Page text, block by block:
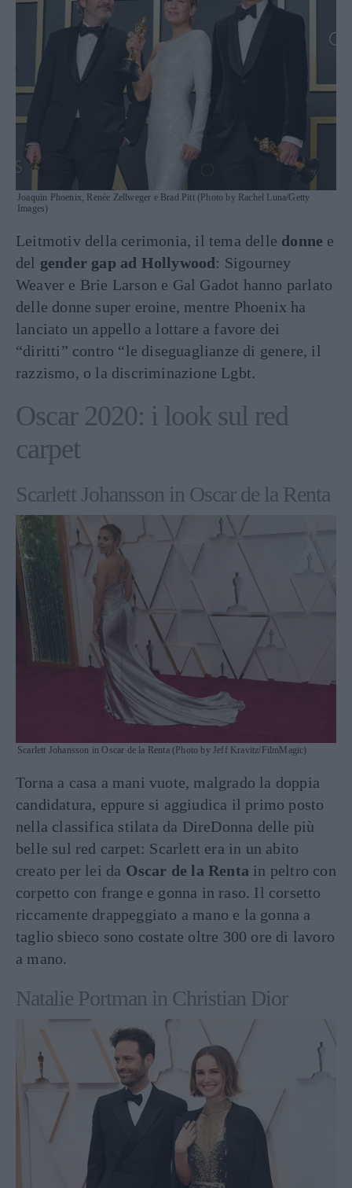
Joaquin Phoenix, Renée Zellweger e Brad Pitt (Photo by Rachel Luna/Getty
Images)
Leitmotiv della cerimonia, il tema delle donne e
del gender gap ad Hollywood: Sigourney
Weaver e Brie Larson e Gal Gadot hanno parlato
delle donne super eroine, mentre Phoenix ha
lanciato un appello a lottare a favore dei
“diritti” contro “le diseguaglianze di genere, il
razzismo, o la discriminazione Lgbt.
Oscar 2020: i look sul red
carpet
Scarlett Johansson in Oscar de la Renta
Scarlett Johansson in Oscar de la Renta (Photo by Jeff Kravitz/FilmMagic)
Torna a casa a mani vuote, malgrado la doppia
candidatura, eppure si aggiudica il primo posto
nella classifica stilata da DireDonna delle più
belle sul red carpet: Scarlett era in un abito
creato per lei da Oscar de la Renta in peltro con
corpetto con frange e gonna in raso. Il corsetto
riccamente drappeggiato a mano e la gonna a
taglio sbieco sono costate oltre 300 ore di lavoro
a mano.
Natalie Portman in Christian Dior